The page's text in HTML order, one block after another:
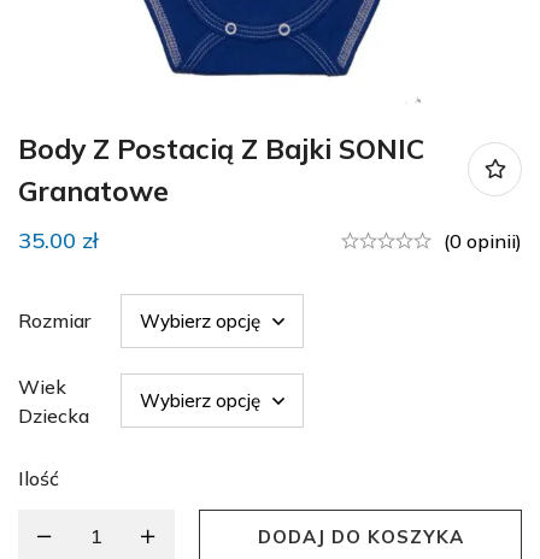
Body Z Postacią Z Bajki SONIC
Granatowe
35.00 zł (0 opinii)
Rozmiar
Wiek
Dziecka
Ilość
DODAJ DO KOSZYKA